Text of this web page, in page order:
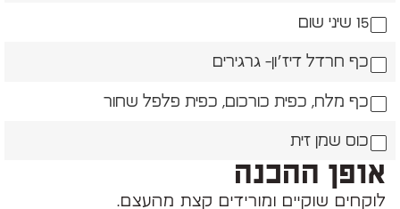
15 שיני שום
כף חרדל דיז׳ון- גרגירים
כף מלח, כפית כורכום, כפית פלפל שחור
כוס שמן זית
אופן ההכנה
לוקחים שוקיים ומורידים קצת מהעצם.